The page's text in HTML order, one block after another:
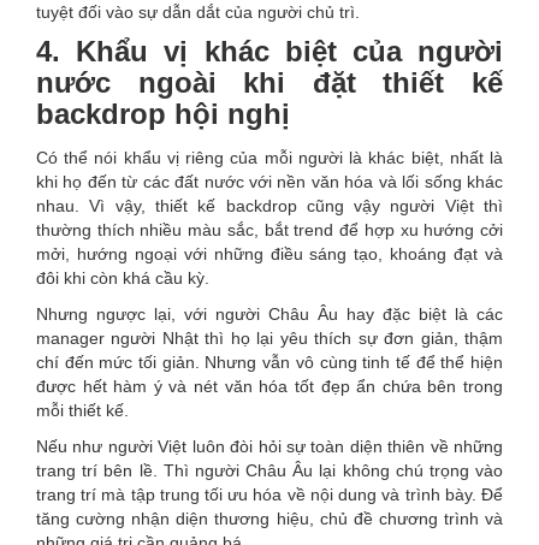
tuyệt đối vào sự dẫn dắt của người chủ trì.
4. Khẩu vị khác biệt của người
nước ngoài khi đặt thiết kế
backdrop hội nghị
Có thể nói khẩu vị riêng của mỗi người là khác biệt, nhất là
khi họ đến từ các đất nước với nền văn hóa và lối sống khác
nhau. Vì vậy, thiết kế backdrop cũng vậy người Việt thì
thường thích nhiều màu sắc, bắt trend để hợp xu hướng cởi
mởi, hướng ngoại với những điều sáng tạo, khoáng đạt và
đôi khi còn khá cầu kỳ.
Nhưng ngược lại, với người Châu Âu hay đặc biệt là các
manager người Nhật thì họ lại yêu thích sự đơn giản, thậm
chí đến mức tối giản. Nhưng vẫn vô cùng tinh tế để thể hiện
được hết hàm ý và nét văn hóa tốt đẹp ẩn chứa bên trong
mỗi thiết kế.
Nếu như người Việt luôn đòi hỏi sự toàn diện thiên về những
trang trí bên lề. Thì người Châu Âu lại không chú trọng vào
trang trí mà tập trung tối ưu hóa về nội dung và trình bày. Để
tăng cường nhận diện thương hiệu, chủ đề chương trình và